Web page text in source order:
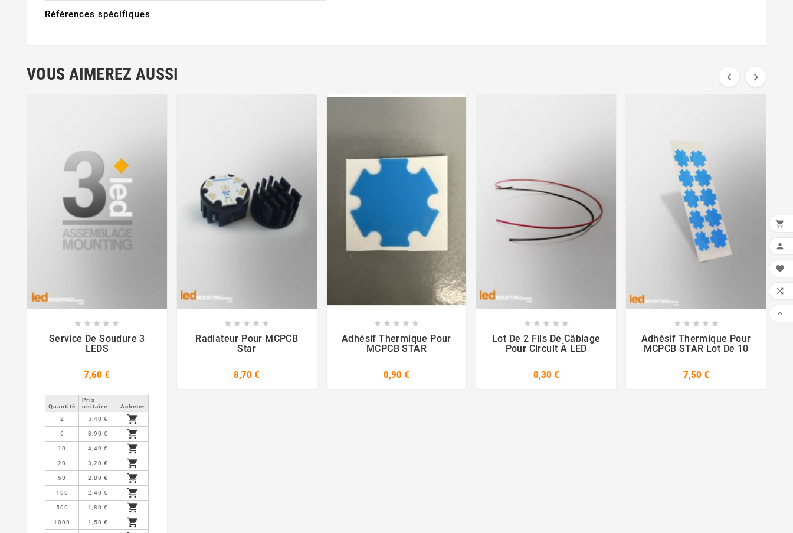
Références spécifiques
VOUS AIMEREZ AUSSI  
 
    
Service De Soudure 3
LEDS
7,60 €
Quantité
Prix ​​
unitaire
Acheter
2
5,40 € 
6 3,90 € 
10 4,49 € 
20 3,20 € 
50 2,80 € 
100 2,40 € 
500 1,80 € 
1000 1,50 €

 
    
Radiateur Pour MCPCB
Star
8,70 €
 
    
Adhésif Thermique Pour
MCPCB STAR
0,90 €
 
    
Lot De 2 Fils De Câblage
Pour Circuit À LED
0,30 €
 
    
Adhésif Thermique Pour
MCPCB STAR Lot De 10
7,50 €




